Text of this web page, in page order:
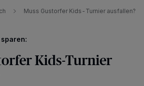
Muss Gustorfer Kids-Turnier ausfallen?​
Kids-Turnier